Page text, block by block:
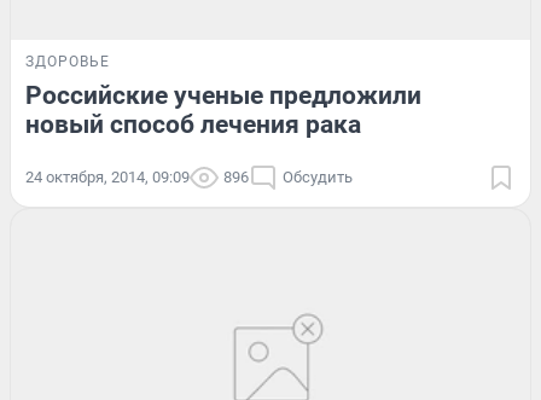
ЗДОРОВЬЕ
Российские ученые предложили
новый способ лечения рака
24 октября, 2014, 09:09 896 Обсудить